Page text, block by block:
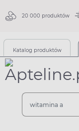
20 000 produktów
Katalog produktów